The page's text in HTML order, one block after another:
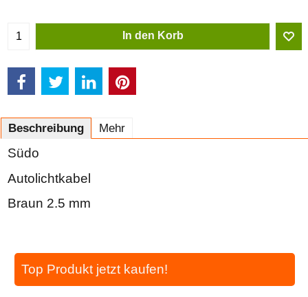
In den Korb
Beschreibung Mehr
Südo
Autolichtkabel
Braun 2.5 mm
Top Produkt jetzt kaufen!